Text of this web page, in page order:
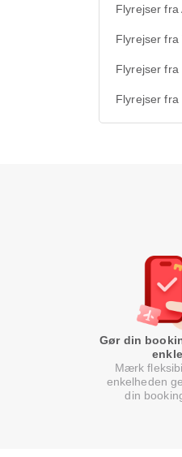
Flyrejser fra
Flyrejser fra
Flyrejser
Flyrejser fra
Gør din
Mærk
enkelheden
din